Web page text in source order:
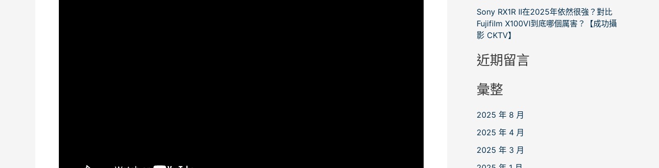
Sony RX1R II在2025年依然很強？對比
Fujifilm X100VI到底哪個厲害？【成功攝
影 CKTV】
近期留言
彙整
2025 年 8 月
2025 年 4 月
2025 年 3 月